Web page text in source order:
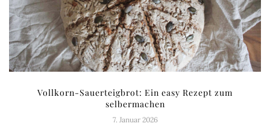
Vollkorn-Sauerteigbrot: Ein easy Rezept zum
selbermachen
7. Januar 2026